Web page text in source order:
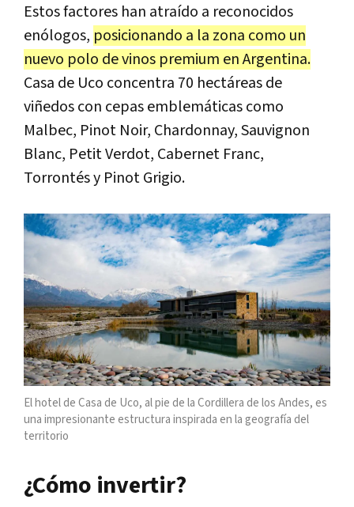
Estos factores han atraído a reconocidos
enólogos, posicionando a la zona como un
nuevo polo de vinos premium en Argentina.
Casa de Uco concentra 70 hectáreas de
viñedos con cepas emblemáticas como
Malbec, Pinot Noir, Chardonnay, Sauvignon
Blanc, Petit Verdot, Cabernet Franc,
Torrontés y Pinot Grigio.
El hotel de Casa de Uco, al pie de la Cordillera de los Andes, es
una impresionante estructura inspirada en la geografía del
territorio
¿Cómo invertir?